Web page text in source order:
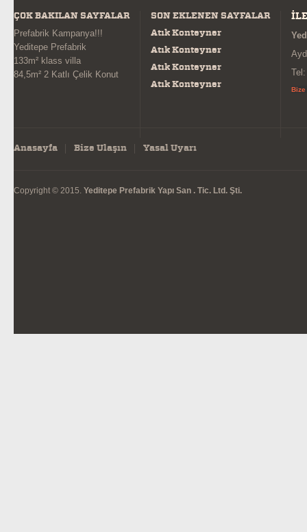
ÇOK BAKILAN SAYFALAR
Prefabrik Kampanya!!!
Yeditepe Prefabrik
133m² klass villa
84,5m² 2 Katlı Çelik Konut
SON EKLENEN SAYFALAR
Atık Konteyner
Atık Konteyner
Atık Konteyner
Atık Konteyner
Bize
Anasayfa Bize Ulaşın Yasal Uyarı
Copyright © 2015. Yeditepe Prefabrik Yapı San . Tic. Ltd. Şti.